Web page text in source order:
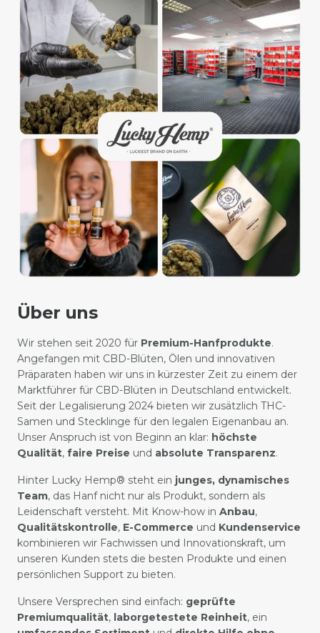
Über uns
Wir stehen seit 2020 für Premium-Hanfprodukte.
Angefangen mit CBD-Blüten, Ölen und innovativen
Präparaten haben wir uns in kürzester Zeit zu einem der
Marktführer für CBD-Blüten in Deutschland entwickelt.
Seit der Legalisierung 2024 bieten wir zusätzlich THC-
Samen und Stecklinge für den legalen Eigenanbau an.
Unser Anspruch ist von Beginn an klar: höchste
Qualität, faire Preise und absolute Transparenz.
Hinter Lucky Hemp® steht ein junges, dynamisches
Team, das Hanf nicht nur als Produkt, sondern als
Leidenschaft versteht. Mit Know-how in Anbau,
Qualitätskontrolle, E-Commerce und Kundenservice
kombinieren wir Fachwissen und Innovationskraft, um
unseren Kunden stets die besten Produkte und einen
persönlichen Support zu bieten.
Unsere Versprechen sind einfach: geprüfte
Premiumqualität, laborgetestete Reinheit, ein